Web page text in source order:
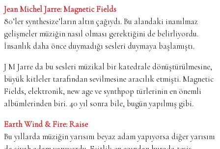
Jean Michel Jarre: Magnetic Fields
80’ler synthesize’ların altın çağıydı. Bu alandaki inanılmaz
gelişmeler müziğin nasıl olması gerektiğini de belirliyordu.
İnsanlık daha önce duymadığı sesleri duymaya başlamıştı.
J M Jarre da bu sesleri müzikal bir katedrale dönüştürülmesine,
büyük kitleler tarafından sevilmesine aracılık etmişti. Magnetic
Fields, elektronik, new age ve synthpop türlerinin en önemli
albümlerinden biri. 40 yıl sonra bile, bugün yapılmış gibi.
Earth Wind & Fire: Raise
Bu yıllarda müziğin yarısını beyaz adam yapıyorsa diğer yarısını